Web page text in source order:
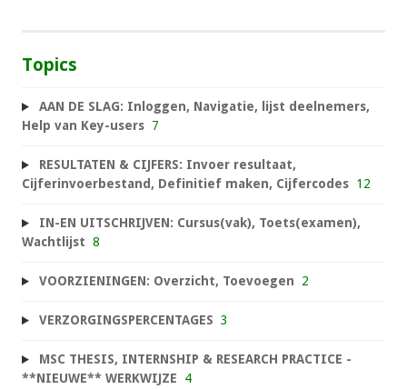
Topics
AAN DE SLAG: Inloggen, Navigatie, lijst deelnemers,
Help van Key-users 7
RESULTATEN & CIJFERS: Invoer resultaat,
Cijferinvoerbestand, Definitief maken, Cijfercodes 12
IN-EN UITSCHRIJVEN: Cursus(vak), Toets(examen),
Wachtlijst 8
VOORZIENINGEN: Overzicht, Toevoegen 2
VERZORGINGSPERCENTAGES 3
MSC THESIS, INTERNSHIP & RESEARCH PRACTICE -
**NIEUWE** WERKWIJZE
4